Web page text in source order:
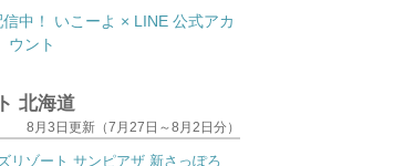
北海道
8月3日更新（7月27日～8月2日分）
リゾート サンピアザ 新さっぽろ